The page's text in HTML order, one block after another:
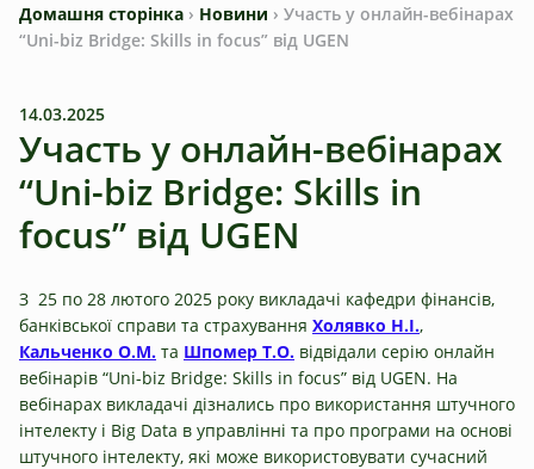
Домашня сторінка › Новини › Участь у онлайн-вебінарах
“Uni-biz Bridge: Skills in focus” від UGEN
14.03.2025
Участь у онлайн-вебінарах
“Uni-biz Bridge: Skills in
focus” від UGEN
З 25 по 28 лютого 2025 року викладачі кафедри фінансів,
банківської справи та страхування Холявко Н.І.,
Кальченко О.М. та Шпомер Т.О. відвідали серію онлайн
вебінарів “Uni-biz Bridge: Skills in focus” від UGEN. На
вебінарах викладачі дізнались про використання штучного
інтелекту і Big Data в управлінні та про програми на основі
штучного інтелекту, які може використовувати сучасний